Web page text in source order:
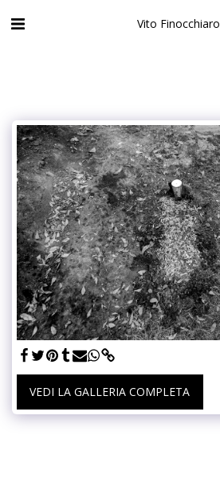
Vito Finocchiaro
VEDI LA GALLERIA COMPLETA